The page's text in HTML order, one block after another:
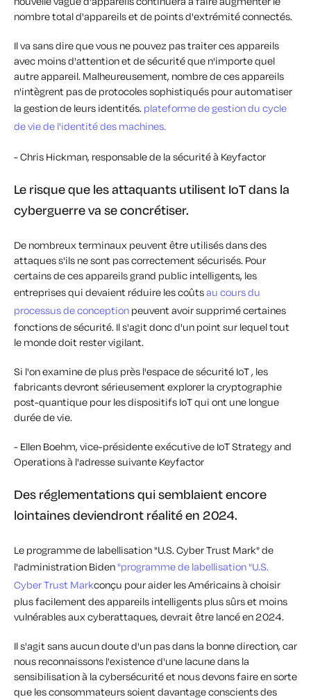
nombre total d'appareils et de points d'extrémité connectés.
Il va sans dire que vous ne pouvez pas traiter ces appareils
avec moins d'attention et de sécurité que n'importe quel
autre appareil. Malheureusement, nombre de ces appareils
n'intègrent pas de protocoles sophistiqués pour automatiser
la gestion de leurs identités. plateforme de gestion du cycle
de vie de l'identité des machines.
- Chris Hickman, responsable de la sécurité à Keyfactor
Le risque que les attaquants utilisent IoT dans la
cyberguerre va se concrétiser.
De nombreux terminaux peuvent être utilisés dans des
attaques s'ils ne sont pas correctement sécurisés. Pour
certains de ces appareils grand public intelligents, les
entreprises qui devaient réduire les coûtsau cours du
processus de conception peuvent avoir supprimé certaines
fonctions de sécurité. Il s'agit donc d'un point sur lequel tout
le monde doit rester vigilant.
Si l'on examine de plus près l'espace de sécurité IoT , les
fabricants devront sérieusement explorer la cryptographie
post-quantique pour les dispositifs IoT qui ont une longue
durée de vie.
- Ellen Boehm, vice-présidente exécutive de IoT Strategy and
Operations à l'adresse suivante Keyfactor
Des réglementations qui semblaient encore
lointaines deviendront réalité en 2024.
Le programme de labellisation "U.S. Cyber Trust Mark" de
l'administration Biden "programme de labellisation "U.S.
Cyber Trust Markconçu pour aider les Américains à choisir
plus facilement des appareils intelligents plus sûrs et moins
vulnérables aux cyberattaques, devrait être lancé en 2024.
Il s'agit sans aucun doute d'un pas dans la bonne direction, car
nous reconnaissons l'existence d'une lacune dans la
sensibilisation à la cybersécurité et nous devons faire en sorte
que les consommateurs soient davantage conscients des